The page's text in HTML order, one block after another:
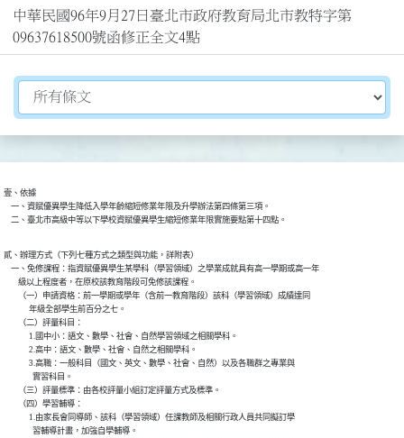
中華民國96年9月27日臺北市政府教育局北市教特字第
09637618500號函修正全文4點
切換選擇法規資訊內容
壹、依據
    一、資賦優異學生降低入學年齡縮短修業年限及升學辦法第四條第三項。
    二、臺北市高級中等以下學校資賦優異學生縮短修業年限實施要點第十四點。
貳、辦理方式（下列七種方式之類型與功能，詳附表）
    一、免修課程：指資賦優異學生某學科（學習領域）之學業成就具有高一學期或高一年
        級以上程度者，在原校該教育階段可免修該課程。
        （一）申請資格：前一學期或學年（含前一教育階段）該科（學習領域）成績達同
              年級全部學生前百分之七。
        （二）評量科目：
              1.國中小：語文、數學、社會、自然學習領域之相關學科。
              2.高中：語文、數學、社會、自然之相關學科。
              3.高職：一般科目（國文、英文、數學、社會、自然）以及各職群之專業與
                實習科目。
        （三）評量標準：由各校評量小組訂定評量方式及標準。
        （四）學習輔導：
              1.由家長會同導師、該科（學習領域）任課教師及相關行政人員共同擬訂學
                習輔導計畫，加強自學輔導。